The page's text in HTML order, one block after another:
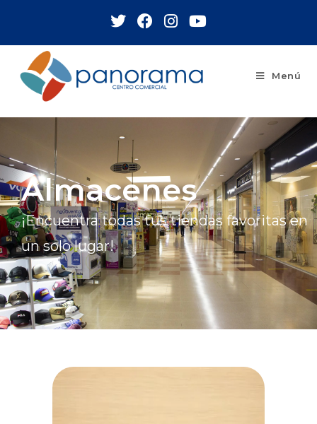
Menú
Almacenes
¡Encuentra todas tus tiendas favoritas en
un solo lugar!